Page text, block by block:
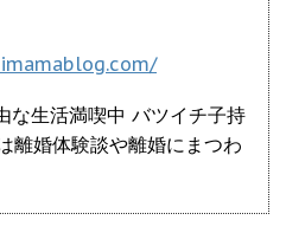
な生活満喫中 バツイチ子持
離婚体験談や離婚にまつわ